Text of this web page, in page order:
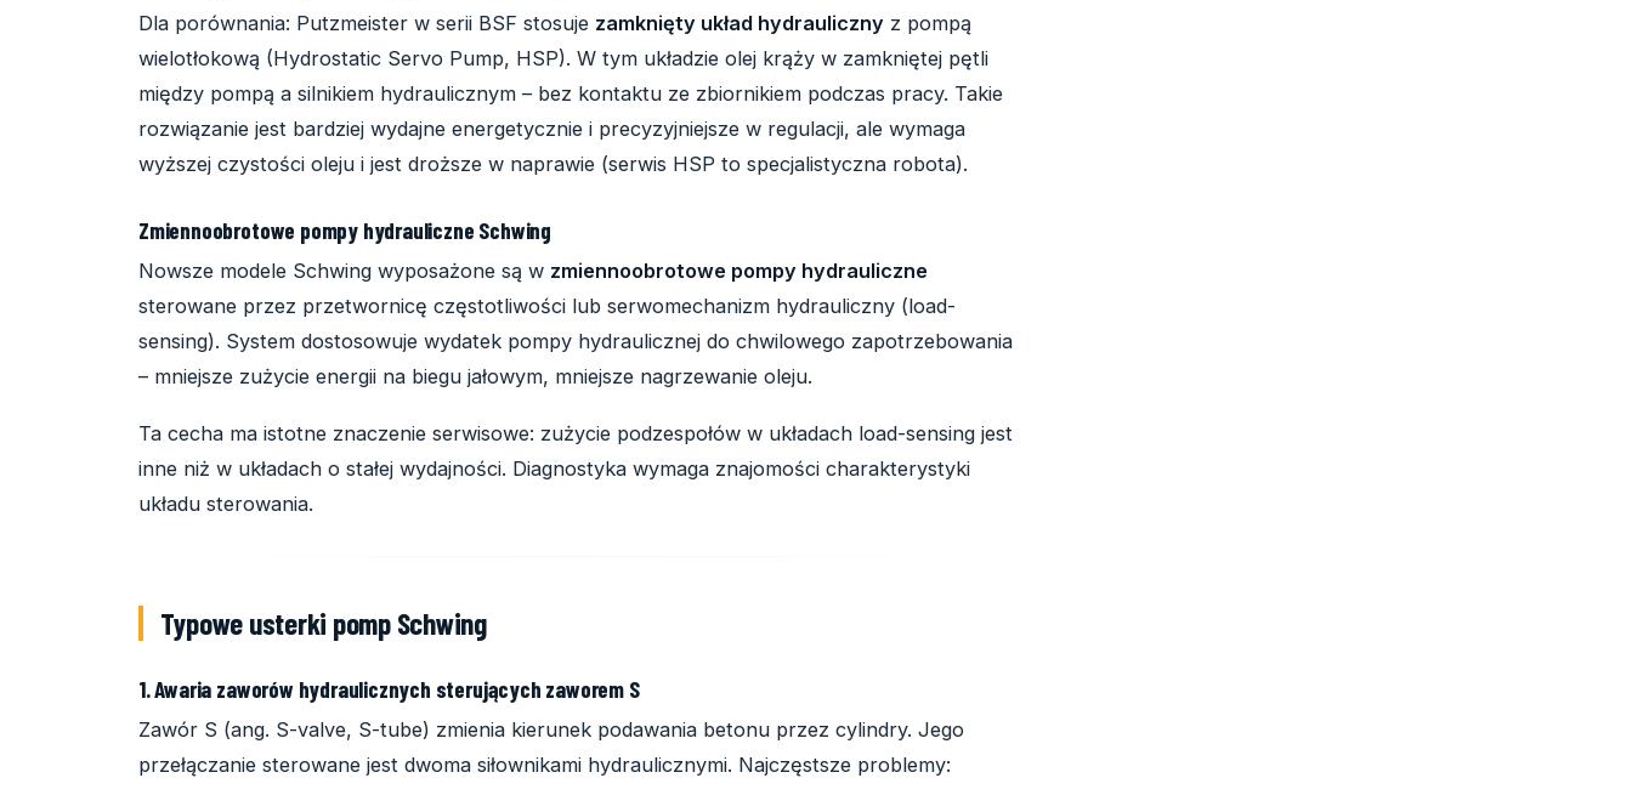
Dla porównania: Putzmeister w serii BSF stosuje zamknięty układ hydrauliczny z pompą
wielotłokową (Hydrostatic Servo Pump, HSP). W tym układzie olej krąży w zamkniętej pętli
między pompą a silnikiem hydraulicznym – bez kontaktu ze zbiornikiem podczas pracy. Takie
rozwiązanie jest bardziej wydajne energetycznie i precyzyjniejsze w regulacji, ale wymaga
wyższej czystości oleju i jest droższe w naprawie (serwis HSP to specjalistyczna robota).
Zmiennoobrotowe pompy hydrauliczne Schwing
Nowsze modele Schwing wyposażone są w zmiennoobrotowe pompy hydrauliczne
sterowane przez przetwornicę częstotliwości lub serwomechanizm hydrauliczny (load-
sensing). System dostosowuje wydatek pompy hydraulicznej do chwilowego zapotrzebowania
– mniejsze zużycie energii na biegu jałowym, mniejsze nagrzewanie oleju.
Ta cecha ma istotne znaczenie serwisowe: zużycie podzespołów w układach load-sensing jest
inne niż w układach o stałej wydajności. Diagnostyka wymaga znajomości charakterystyki
układu sterowania.
Typowe usterki pomp Schwing
1. Awaria zaworów hydraulicznych sterujących zaworem S
Zawór S (ang. S-valve, S-tube) zmienia kierunek podawania betonu przez cylindry. Jego
przełączanie sterowane jest dwoma siłownikami hydraulicznymi. Najczęstsze problemy: